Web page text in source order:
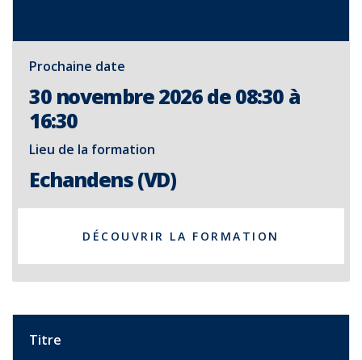
Prochaine date
30 novembre 2026 de 08:30 à
16:30
Lieu de la formation
Echandens (VD)
DÉCOUVRIR LA FORMATION
Titre